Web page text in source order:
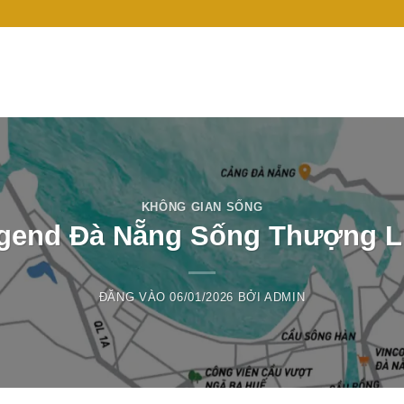
KHÔNG GIAN SỐNG
Đà Nẵng Sống Thượng
ĐĂNG VÀO06/01/2026 BỞIADMIN